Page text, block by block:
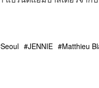
Seoul JENNIE Matthieu